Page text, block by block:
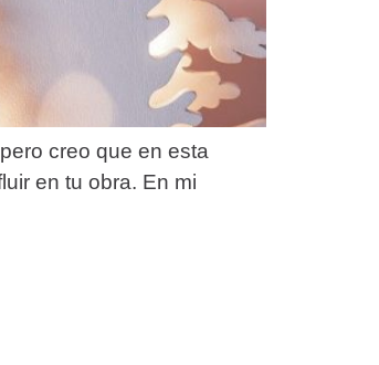
creo que en esta
en tu obra. En mi